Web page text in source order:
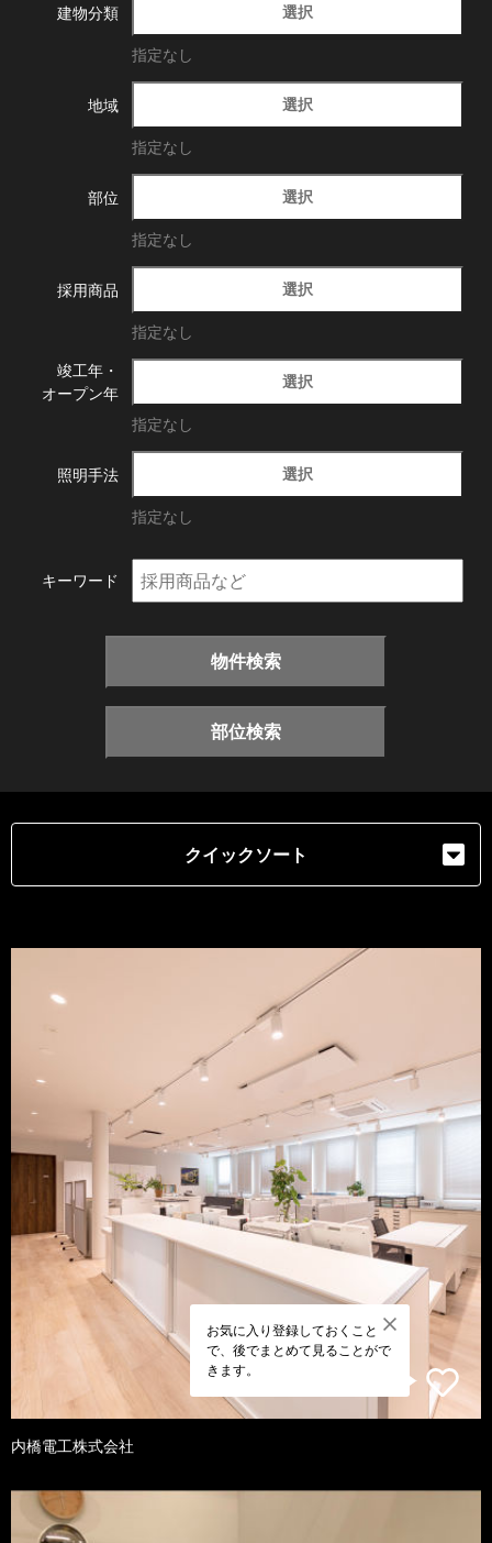
建物分類 選択
指定なし
地域 選択
指定なし
部位 選択
指定なし
採用商品 選択
指定なし
竣工年・
オープン年
選択
指定なし
照明手法 選択
指定なし
キーワード
物件検索
部位検索
クイックソート
お気に入り登録しておくこと
で、後でまとめて見ることがで
きます。
内橋電工株式会社